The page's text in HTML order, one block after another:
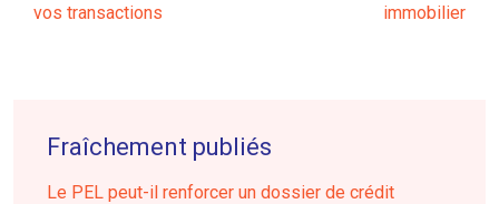
vos transactions
immobilier
Fraîchement publiés
Le PEL peut-il renforcer un dossier de crédit